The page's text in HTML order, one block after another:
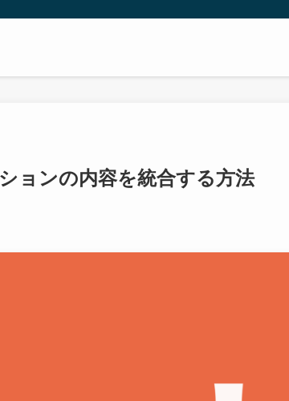
ョンの内容を統合する方法